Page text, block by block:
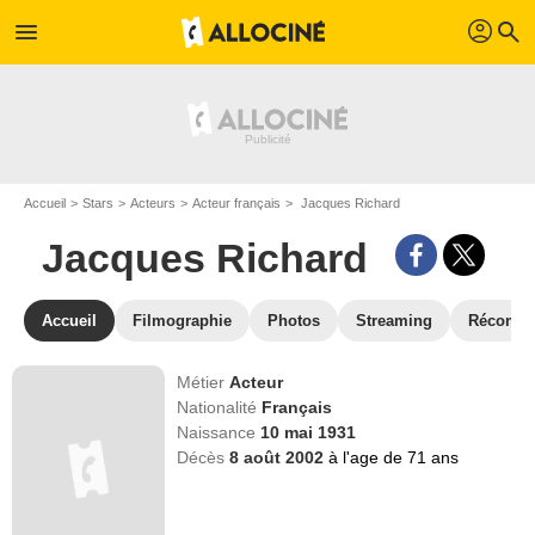
menu profil search
Accueil Stars Acteurs Acteur français Jacques Richard
Jacques Richard
Accueil Filmographie Photos Streaming
MétierActeur
Nationalité Français
Naissance 10 mai 1931
Décès8 août 2002à l'age de 71 ans